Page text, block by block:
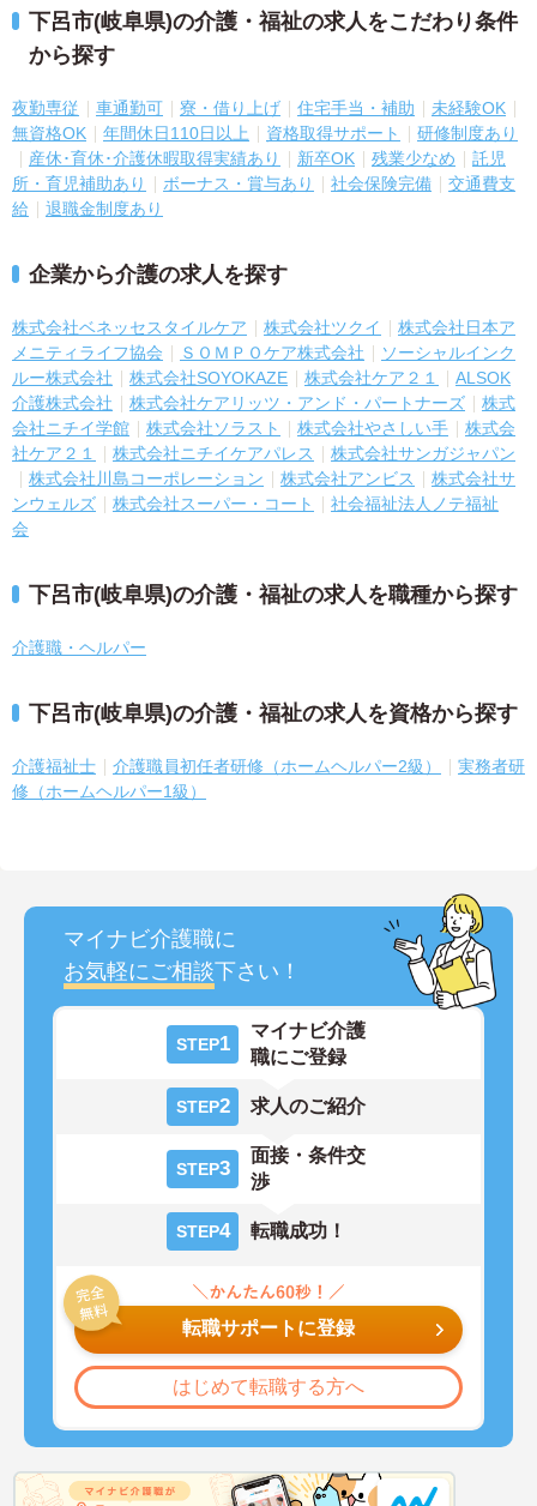
下呂市(岐阜県)の介護・福祉の求人をこだわり条件
から探す
夜勤専従 車通勤可 寮・借り上げ 住宅手当・補助
未経験OK
無資格OK
年間休日110日以上 資格取得サポート
研修制度あり
産休･育休･介護休暇取得実績あり
新卒OK 残業少なめ
託児
所・育児補助あり
ボーナス・賞与あり 社会保険完備
交通費支
給
退職金制度あり
企業から介護の求人を探す
株式会社ベネッセスタイルケア 株式会社ツクイ
株式会社日本ア
メニティライフ協会
ＳＯＭＰＯケア株式会社
ソーシャルインク
ルー株式会社
株式会社SOYOKAZE 株式会社ケア２１
ALSOK
介護株式会社
株式会社ケアリッツ・アンド・パートナーズ
株式
会社ニチイ学館
株式会社ソラスト 株式会社やさしい手
株式会
社ケア２１
株式会社ニチイケアパレス
株式会社サンガジャパン
株式会社川島コーポレーション
株式会社アンビス
株式会社サ
ンウェルズ
株式会社スーパー・コート
社会福祉法人ノテ福祉
会
下呂市(岐阜県)の介護・福祉の求人を職種から探す
介護職・ヘルパー
下呂市(岐阜県)の介護・福祉の求人を資格から探す
介護福祉士 介護職員初任者研修（ホームヘルパー2級）
実務者研
修（ホームヘルパー1級）
マイナビ介護職に
お気軽にご相談下さい！
STEP1
マイナビ介護
職にご登録
STEP2 求人のご紹介
STEP3
面接・条件交
渉
STEP4 転職成功！
転職サポートに登録
はじめて転職する方へ